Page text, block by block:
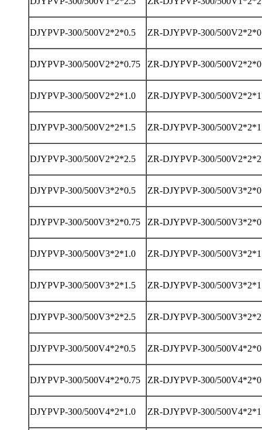
DJYPVP-300/500V2*2*0.5 ZR-DJYPVP-300/
DJYPVP-300/500V2*2*0.75 ZR-DJYPVP-300/
DJYPVP-300/500V2*2*1.0 ZR-DJYPVP-300/
DJYPVP-300/500V2*2*1.5 ZR-DJYPVP-300/
DJYPVP-300/500V2*2*2.5 ZR-DJYPVP-300/
DJYPVP-300/500V3*2*0.5 ZR-DJYPVP-300/
DJYPVP-300/500V3*2*0.75 ZR-DJYPVP-300/
DJYPVP-300/500V3*2*1.0 ZR-DJYPVP-300/
DJYPVP-300/500V3*2*1.5 ZR-DJYPVP-300/
DJYPVP-300/500V3*2*2.5 ZR-DJYPVP-300/
DJYPVP-300/500V4*2*0.5 ZR-DJYPVP-300/
DJYPVP-300/500V4*2*0.75 ZR-DJYPVP-300/
DJYPVP-300/500V4*2*1.0 ZR-DJYPVP-300/